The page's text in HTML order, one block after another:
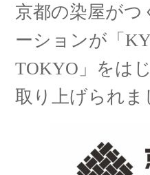
京都の染屋が
ーションが「
TOKYO」をは
取り上げられま